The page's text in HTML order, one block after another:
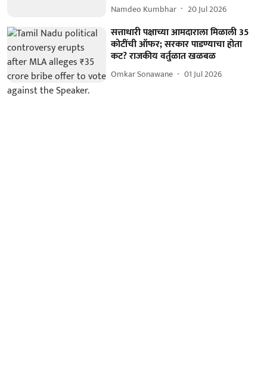
Namdeo Kumbhar 20 Jul 2026
सत्ताधारी पक्षाच्या आमदाराला मिळाली 35
कोटींची ऑफर; सरकार पाडण्याचा होता
कट? राजकीय वर्तुळात खळबळ
Omkar Sonawane 01 Jul 2026